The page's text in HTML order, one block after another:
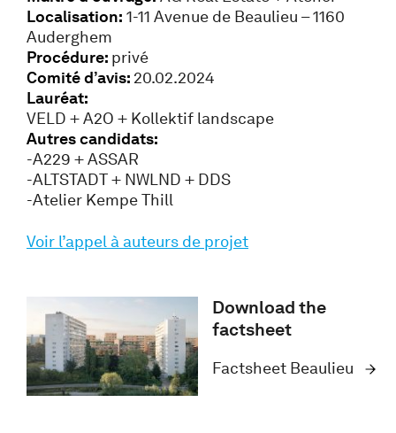
Localisation: 1-11 Avenue de Beaulieu – 1160
Auderghem
Procédure: privé
Comité d’avis: 20.02.2024
Lauréat:
VELD + A2O + Kollektif landscape
Autres candidats:
-A229 + ASSAR
-ALTSTADT + NWLND + DDS
-Atelier Kempe Thill
Voir l’appel à auteurs de projet
Download the
factsheet
Factsheet Beaulieu